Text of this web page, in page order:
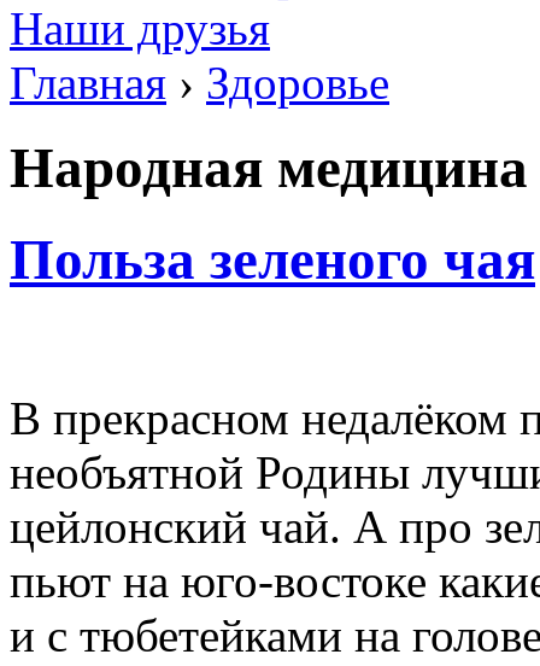
Наши друзья
Главная › Здоровье
Народная медицина
Польза зеленого чая
В прекрасном
необъятной Родины
цейлонский чай. А про
пьют на юго-востоке
и с тюбетейками на